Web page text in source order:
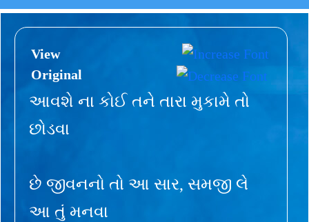
View
Original
આવશે ના કોઈ તને તારા મુકામે તો
છોડવા
છે જીવનનો તો આ સાર, સમજી લે
આ તું મનવા